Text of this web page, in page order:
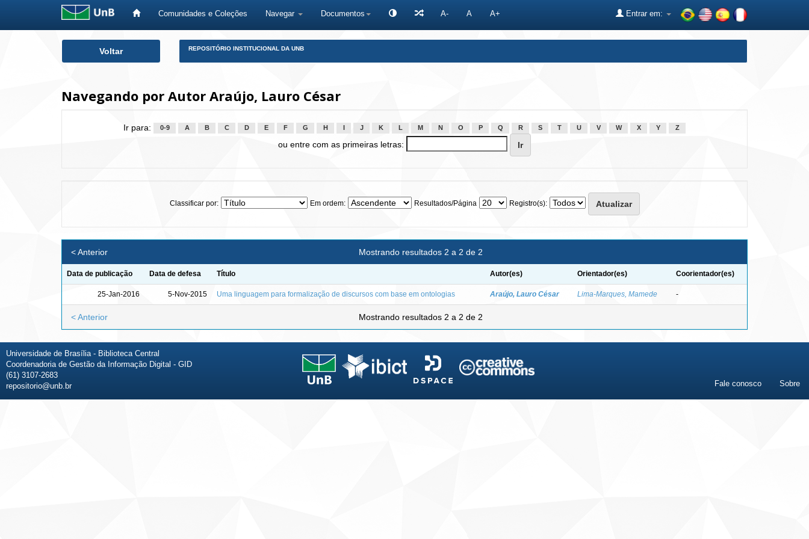
Comunidades e Coleções Navegar Documentos A- A A+ Entrar em:
Voltar REPOSITÓRIO INSTITUCIONAL DA UNB
Navegando por Autor Araújo, Lauro César
Ir para: 0-9 A B C D E F G H J K L M N O P Q R S T U V W X Y Z
ou entre com as primeiras letras:
Classificar por: Em ordem: Resultados/Página Registro(s):
Mostrando resultados 2 a 2 de 2
< Anterior
Data de publicação Data de defesa Título Autor(es) Orientador(es) Coorientador(es)
25-Jan-2016 5-Nov-2015 Uma linguagem para formalização de discursos com base em ontologias Araújo, Lauro César Lima-Marques, Mamede -
Mostrando resultados 2 a 2 de 2
< Anterior
Universidade de Brasília - Biblioteca Central
Coordenadoria de Gestão da Informação Digital - GID
(61) 3107-2683
repositorio@unb.br
Fale conosco Sobre